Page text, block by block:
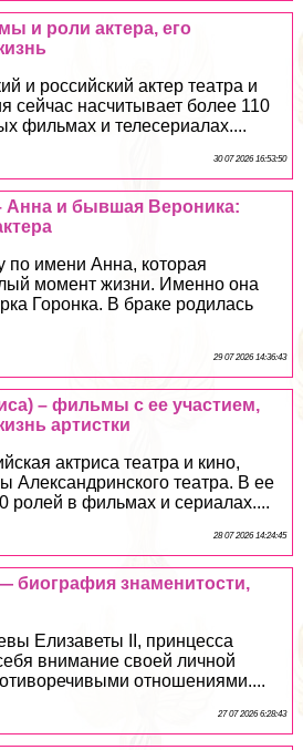
и роли актера, его
и российский актер театра и
сейчас насчитывает более 110
фильмах и телесериалах....
30 07 2026 16:53:50
Анна и бывшая Вероника:
по имени Анна, которая
момент жизни. Именно она
Горонка. В бpaке родилась
29 07 2026 14:36:43
– фильмы с ее участием,
артистки
актриса театра и кино,
Александринского театра. В ее
ролей в фильмах и сериалах....
28 07 2026 14:24:45
биография знаменитости,
Елизаветы II, принцесса
внимание своей личной
отношениями....
27 07 2026 6:28:43